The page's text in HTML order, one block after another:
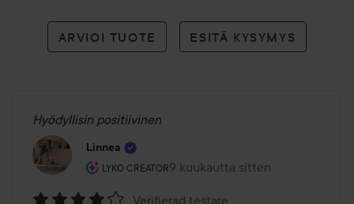
ARVIOI TUOTE ESITÄ KYSYMYS
Hyödyllisin positiivinen
Linnea
LYKO CREATOR
Käyttäjän rooli: Lyko Creator.
9 kuukautta sitten
Viesti luotiin 9 kuukautta sitten
Verifierad testare